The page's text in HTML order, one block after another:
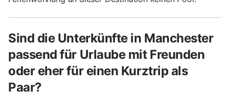
Sind die Unterkünfte in Manchester
passend für Urlaube mit Freunden
oder eher für einen Kurztrip als
Paar?